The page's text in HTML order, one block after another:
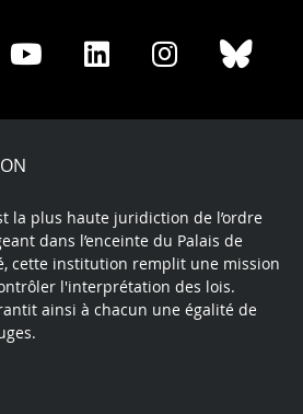
Share
Youtube
Share
LinkedIn
Share
Instagram
la plus haute juridiction de l’ordre
dans l’enceinte du Palais de
cette institution remplit une mission
l'interprétation des lois.
ainsi à chacun une égalité de